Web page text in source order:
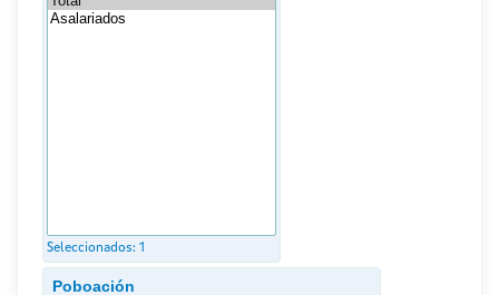
Seleccionados: 1
Poboación